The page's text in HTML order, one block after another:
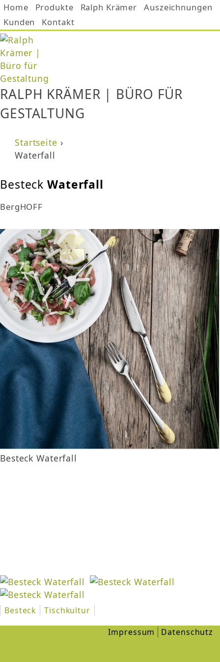
Jump to navigation
Home Produkte Ralph Krämer
Auszeichnungen
Kunden
Kontakt
RALPH KRÄMER | BÜRO FÜR
GESTALTUNG
Sie sind hier
Startseite ›
Waterfall
BesteckWaterfall
BergHOFF
Besteck Waterfall
Besteck
Tischkultur
Impressum
Datenschutz